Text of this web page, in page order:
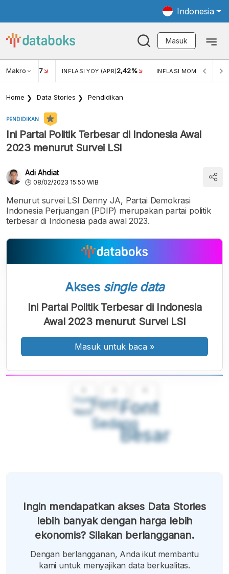
Indonesia
Masuk
Makro
USD/IDR 17 INFLASI YOY (APR)2,42% INFLASI MOM (APR)
Home Data Stories Pendidikan
PENDIDIKAN
Ini Partai Politik Terbesar di Indonesia Awal
2023 menurut Survei LSI
Adi Ahdiat
08/02/2023 15:50 WIB
Menurut survei LSI Denny JA, Partai Demokrasi
Indonesia Perjuangan (PDIP) merupakan partai politik
terbesar di Indonesia pada awal 2023.
Font
Kecil
Font
Sedang
Font
Besar
Akses single data
Ini Partai Politik Terbesar di Indonesia
Awal 2023 menurut Survei LSI
Masuk untuk baca »
Ingin mendapatkan akses Data Stories
lebih banyak dengan harga lebih
ekonomis? Silakan berlangganan.
Dengan berlangganan, Anda ikut membantu
kami untuk menyajikan data berkualitas.